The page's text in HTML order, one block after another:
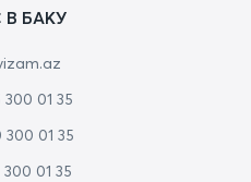
БАКУ
01 35
01 35
01 35